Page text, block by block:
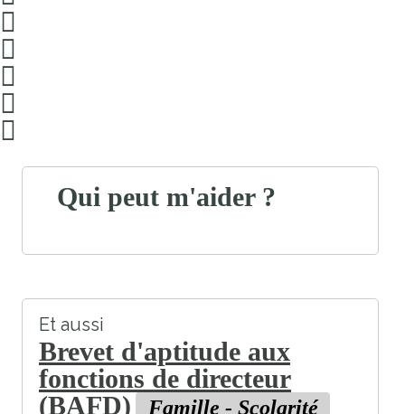
Qui peut m'aider ?
Et aussi
Brevet d'aptitude aux
fonctions de directeur
(BAFD)
Famille - Scolarité